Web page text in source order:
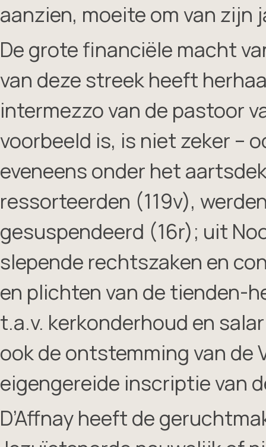
aanzien, moeite om van zijn
De grote financiële macht
van deze streek heeft
intermezzo van de pastoor
voorbeeld is, is niet zeker –
eveneens onder het
ressorteerden (119v),
gesuspendeerd (16r); uit
slepende rechtszaken en
en plichten van de tienden-
t.a.v. kerkonderhoud en
ook de ontstemming van de
eigengereide inscriptie van
D’Affnay heeft de